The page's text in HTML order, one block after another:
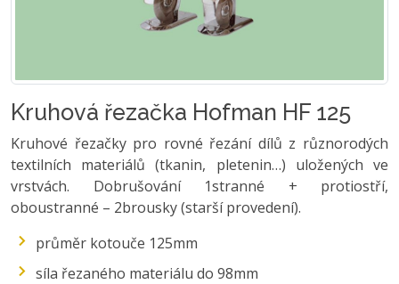
Kruhová řezačka Hofman HF 125
Kruhové řezačky pro rovné řezání dílů z různorodých
textilních materiálů (tkanin, pletenin…) uložených ve
vrstvách. Dobrušování 1stranné + protiostří,
oboustranné – 2brousky (starší provedení).
průměr kotouče 125mm
síla řezaného materiálu do 98mm